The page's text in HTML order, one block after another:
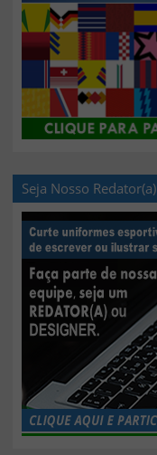
Seja Nosso Redator(a)